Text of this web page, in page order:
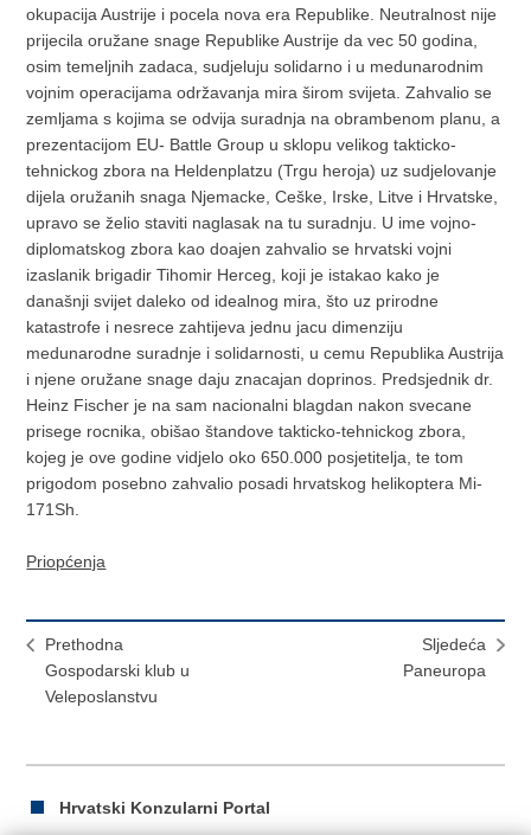
okupacija Austrije i pocela nova era Republike. Neutralnost nije
prijecila oružane snage Republike Austrije da vec 50 godina,
osim temeljnih zadaca, sudjeluju solidarno i u medunarodnim
vojnim operacijama održavanja mira širom svijeta. Zahvalio se
zemljama s kojima se odvija suradnja na obrambenom planu, a
prezentacijom EU- Battle Group u sklopu velikog takticko-
tehnickog zbora na Heldenplatzu (Trgu heroja) uz sudjelovanje
dijela oružanih snaga Njemacke, Ceške, Irske, Litve i Hrvatske,
upravo se želio staviti naglasak na tu suradnju. U ime vojno-
diplomatskog zbora kao doajen zahvalio se hrvatski vojni
izaslanik brigadir Tihomir Herceg, koji je istakao kako je
današnji svijet daleko od idealnog mira, što uz prirodne
katastrofe i nesrece zahtijeva jednu jacu dimenziju
medunarodne suradnje i solidarnosti, u cemu Republika Austrija
i njene oružane snage daju znacajan doprinos. Predsjednik dr.
Heinz Fischer je na sam nacionalni blagdan nakon svecane
prisege rocnika, obišao štandove takticko-tehnickog zbora,
kojeg je ove godine vidjelo oko 650.000 posjetitelja, te tom
prigodom posebno zahvalio posadi hrvatskog helikoptera Mi-
171Sh.
Priopćenja
Prethodna
Gospodarski klub u
Veleposlanstvu
Sljedeća
Paneuropa
Hrvatski Konzularni Portal